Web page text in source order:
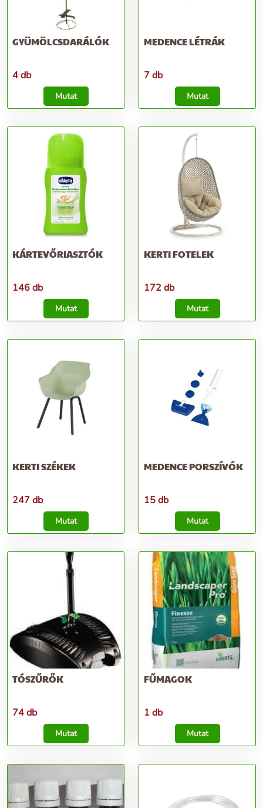
GYÜMÖLCSDARÁLÓK
4 db
Mutat
MEDENCE LÉTRÁK
7 db
Mutat
KÁRTEVŐRIASZTÓK
146 db
Mutat
KERTI FOTELEK
172 db
Mutat
KERTI SZÉKEK
247 db
Mutat
MEDENCE PORSZÍVÓK
15 db
Mutat
TÓSZŰRŐK
74 db
Mutat
FŰMAGOK
1 db
Mutat